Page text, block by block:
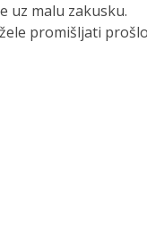
uz malu zakusku.
promišljati